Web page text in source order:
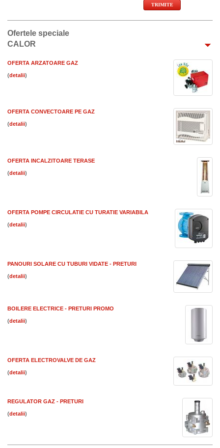
Ofertele speciale
CALOR
OFERTA ARZATOARE GAZ
( )
OFERTA CONVECTOARE PE GAZ
( )
OFERTA INCALZITOARE TERASE
( )
OFERTA POMPE CIRCULATIE CU TURATIE VARIABILA
( )
PANOURI SOLARE CU TUBURI VIDATE - PRETURI
( )
BOILERE ELECTRICE - PRETURI PROMO
( )
OFERTA ELECTROVALVE DE GAZ
( )
REGULATOR GAZ - PRETURI
( )